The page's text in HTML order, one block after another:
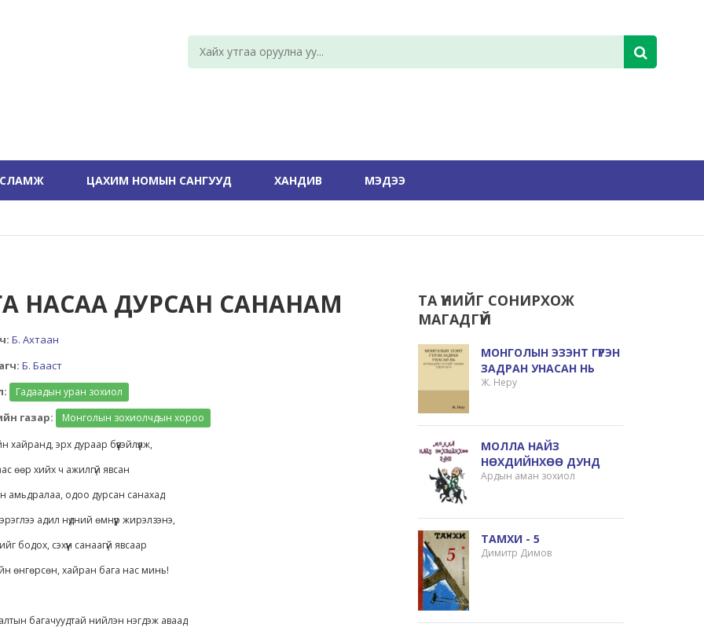
ЦАХИМ НОМЫН САНГУУД ХАНДИВ МЭДЭЭ
НАСАА ДУРСАН САНАНАМ
Б. Ахтаан
Б. Бааст
Гадаадын уран зохиол
газар:
Монголын зохиолчдын хороо
хайранд, эрх дураар бүүвэйлүүлж,
өөр хийх ч ажилгүй явсан
амьдралаа, одоо дурсан санахад
адил нүдний өмнүүр жирэлзэнэ,
бодох, сэхүүн санаагүй явсаар
өнгөрсөн, хайран бага нас минь!
багачуудтай нийлэн нэгдэж аваад
ТА ҮҮНИЙГ СОНИРХОЖ
МАГАДГҮЙ
МОНГОЛЫН ЭЗЭНТ ГҮРЭН
ЗАДРАН УНАСАН НЬ
Ж. Неру
МОЛЛА НАЙЗ
НӨХДИЙНХӨӨ ДУНД
Ардын аман зохиол
ТАМХИ - 5
Димитр Димов